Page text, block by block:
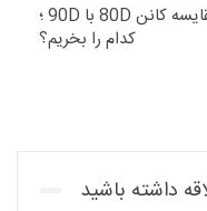
مقایسه کانن 80D با 90D ؛
کدام را بخریم؟
داشته باشید